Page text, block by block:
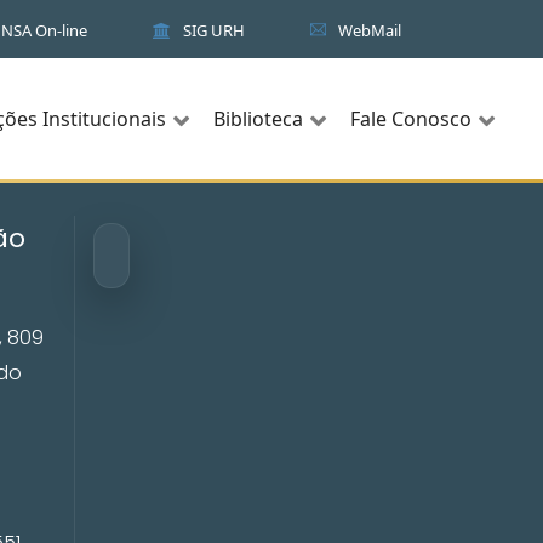
NSA On-line SIG URH WebMail
Institucionais Biblioteca Fale Conosco
809